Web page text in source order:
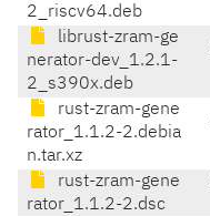
2_riscv64.deb
librust-zram-ge
nerator-dev_1.2.1-
2_s390x.deb
rust-zram-gene
rator_1.1.2-2.debia
n.tar.xz
rust-zram-gene
rator_1.1.2-2.dsc